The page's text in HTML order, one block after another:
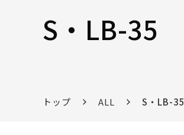
S・LB-35
トップ ALL S・LB-35